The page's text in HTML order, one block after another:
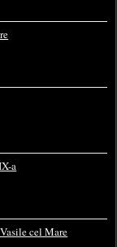
a
cel Mare